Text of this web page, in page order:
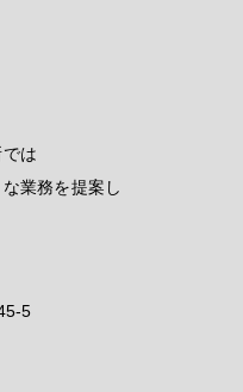
は
業務を提案し
5